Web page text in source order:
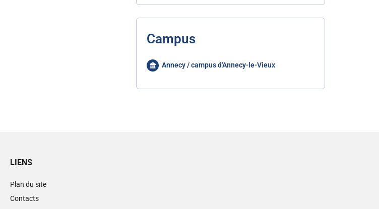
Campus
Annecy / campus d'Annecy-le-Vieux
LIENS
Plan du site
Contacts